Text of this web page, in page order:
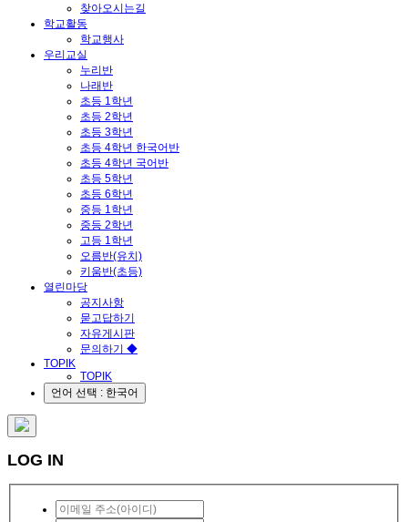
찾아오시는길
학교활동
학교행사
우리교실
누리반
나래반
초등 1학년
초등 2학년
초등 3학년
초등 4학년 한국어반
초등 4학년 국어반
초등 5학년
초등 6학년
중등 1학년
중등 2학년
고등 1학년
오름반(유치)
키움반(초등)
열린마당
공지사항
묻고답하기
자유게시판
문의하기 ◆
TOPIK
TOPIK
언어 선택 : 한국어
LOG IN